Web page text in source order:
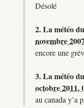
Désolé
2.La météo
novembre
encore une
3.La météo
octobre 2011,
au canada y’a